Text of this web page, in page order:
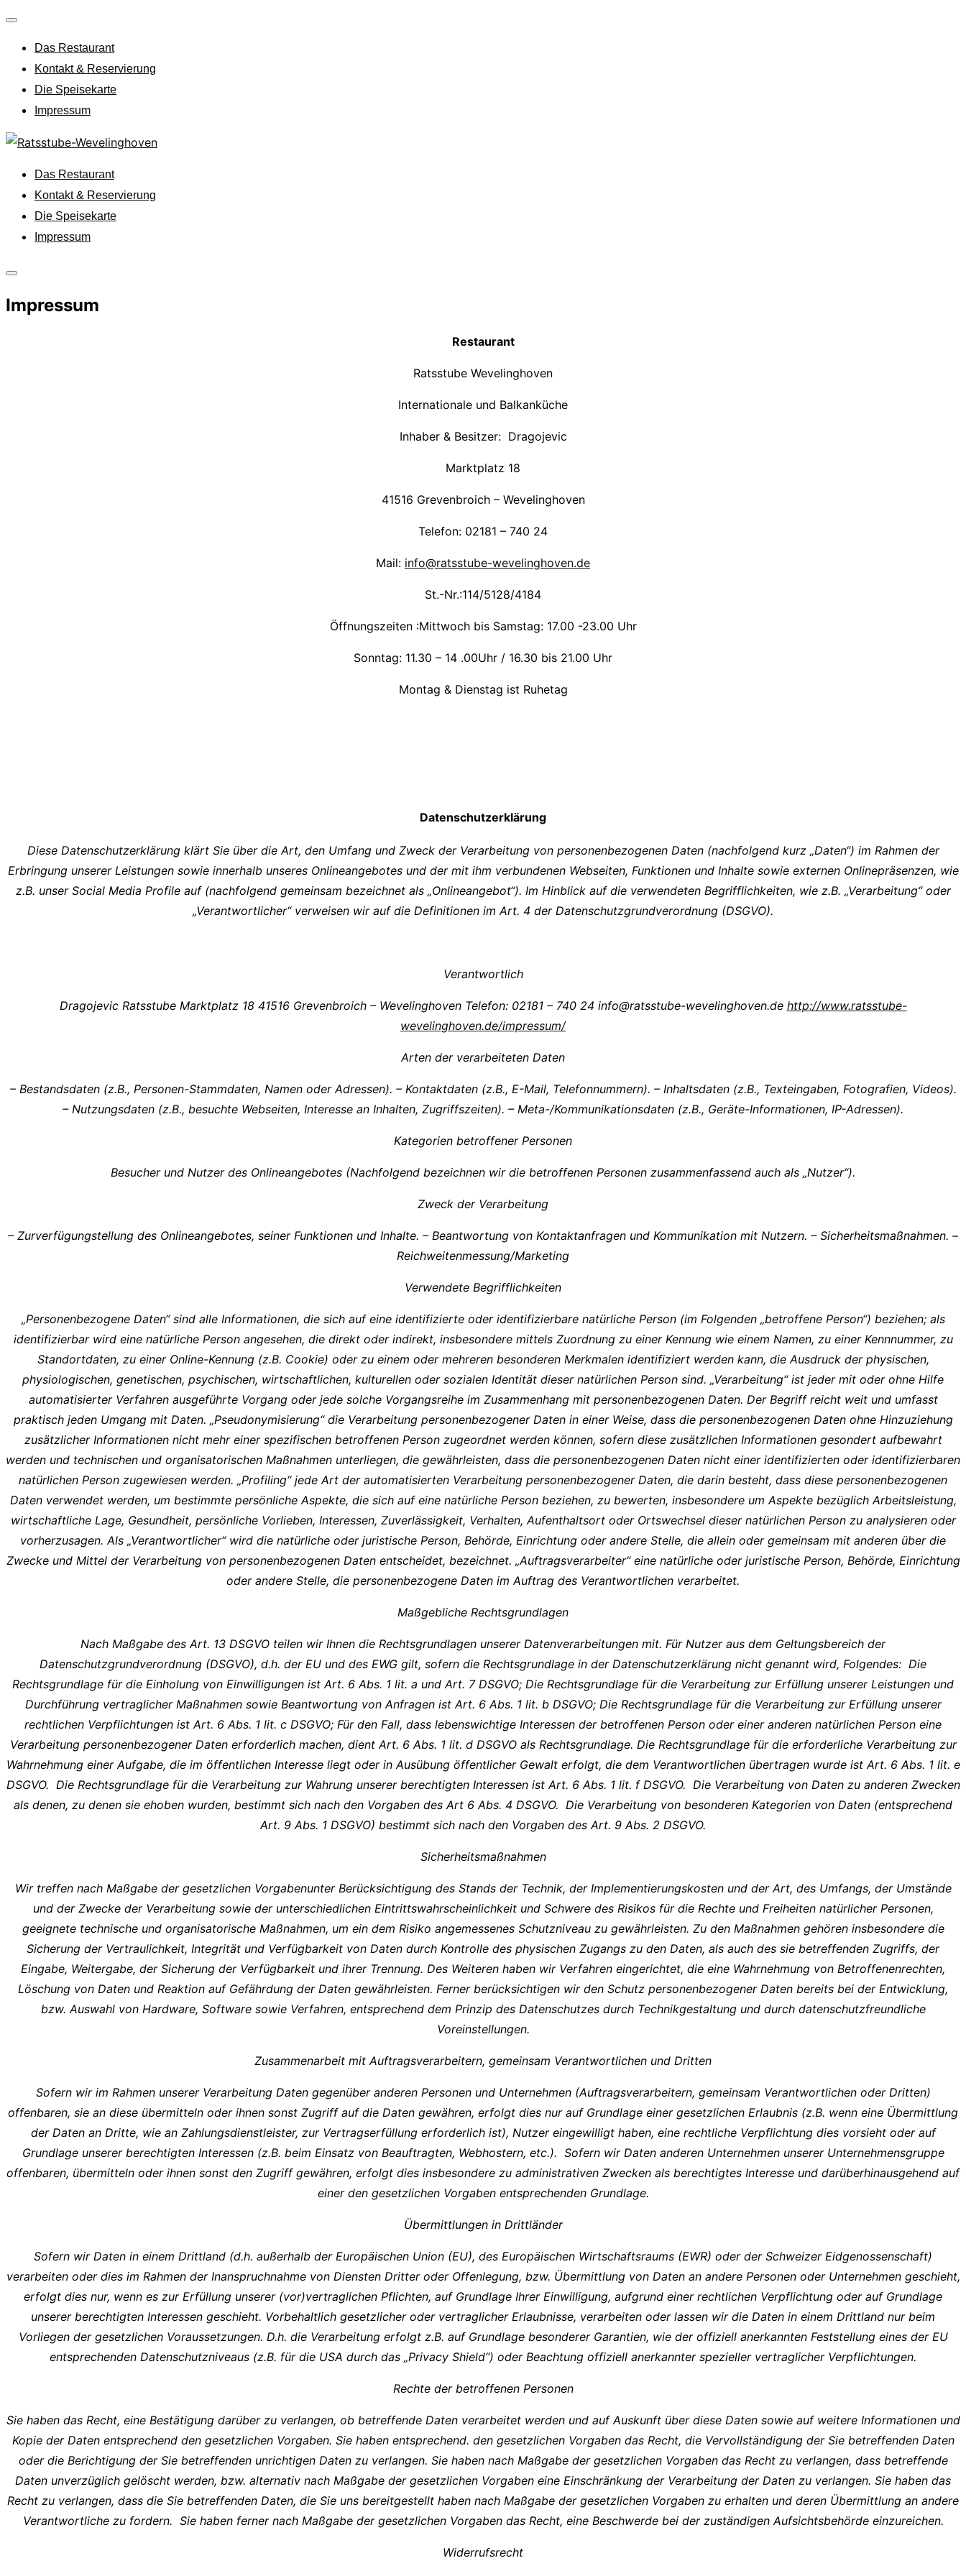
umschalten
Das Restaurant
Kontakt & Reservierung
Die Speisekarte
Impressum
Zu
springen
Das Restaurant
Kontakt & Reservierung
Die Speisekarte
Impressum
&
Impressum
Restaurant
Ratsstube Wevelinghoven
Internationale und Balkanküche
Inhaber & Besitzer: Dragojevic
Marktplatz 18
41516 Grevenbroich – Wevelinghoven
Telefon: 02181 – 740 24
Mail: info@ratsstube-wevelinghoven.de
St.-Nr.:114/5128/4184
Öffnungszeiten :Mittwoch bis Samstag: 17.00 -23.00 Uhr
Sonntag: 11.30 – 14 .00Uhr / 16.30 bis 21.00 Uhr
Montag & Dienstag ist Ruhetag
Datenschutzerklärung
Diese Datenschutzerklärung klärt Sie über die Art, den Umfang und Zweck der Verarbeitung von personenbezogenen Daten (nachfolgend kurz „Daten“) im Rahmen der
Erbringung unserer Leistungen sowie innerhalb unseres Onlineangebotes und der mit ihm verbundenen Webseiten, Funktionen und Inhalte sowie externen Onlinepräsenzen, wie
z.B. unser Social Media Profile auf (nachfolgend gemeinsam bezeichnet als „Onlineangebot“). Im Hinblick auf die verwendeten Begrifflichkeiten, wie z.B. „Verarbeitung“ oder
„Verantwortlicher“ verweisen wir auf die Definitionen im Art. 4 der Datenschutzgrundverordnung (DSGVO).
Verantwortlich
Dragojevic Ratsstube Marktplatz 18 41516 Grevenbroich – Wevelinghoven Telefon: 02181 – 740 24 info@ratsstube-wevelinghoven.de http://www.ratsstube-
wevelinghoven.de/impressum/
Arten der verarbeiteten Daten
– Bestandsdaten (z.B., Personen-Stammdaten, Namen oder Adressen). – Kontaktdaten (z.B., E-Mail, Telefonnummern). – Inhaltsdaten (z.B., Texteingaben, Fotografien, Videos).
– Nutzungsdaten (z.B., besuchte Webseiten, Interesse an Inhalten, Zugriffszeiten). – Meta-/Kommunikationsdaten (z.B., Geräte-Informationen, IP-Adressen).
Kategorien betroffener Personen
Besucher und Nutzer des Onlineangebotes (Nachfolgend bezeichnen wir die betroffenen Personen zusammenfassend auch als „Nutzer“).
Zweck der Verarbeitung
– Zurverfügungstellung des Onlineangebotes, seiner Funktionen und Inhalte. – Beantwortung von Kontaktanfragen und Kommunikation mit Nutzern. – Sicherheitsmaßnahmen. –
Reichweitenmessung/Marketing
Verwendete Begrifflichkeiten
„Personenbezogene Daten“ sind alle Informationen, die sich auf eine identifizierte oder identifizierbare natürliche Person (im Folgenden „betroffene Person“) beziehen; als
identifizierbar wird eine natürliche Person angesehen, die direkt oder indirekt, insbesondere mittels Zuordnung zu einer Kennung wie einem Namen, zu einer Kennnummer, zu
Standortdaten, zu einer Online-Kennung (z.B. Cookie) oder zu einem oder mehreren besonderen Merkmalen identifiziert werden kann, die Ausdruck der physischen,
physiologischen, genetischen, psychischen, wirtschaftlichen, kulturellen oder sozialen Identität dieser natürlichen Person sind. „Verarbeitung“ ist jeder mit oder ohne Hilfe
automatisierter Verfahren ausgeführte Vorgang oder jede solche Vorgangsreihe im Zusammenhang mit personenbezogenen Daten. Der Begriff reicht weit und umfasst
praktisch jeden Umgang mit Daten. „Pseudonymisierung“ die Verarbeitung personenbezogener Daten in einer Weise, dass die personenbezogenen Daten ohne Hinzuziehung
zusätzlicher Informationen nicht mehr einer spezifischen betroffenen Person zugeordnet werden können, sofern diese zusätzlichen Informationen gesondert aufbewahrt
werden und technischen und organisatorischen Maßnahmen unterliegen, die gewährleisten, dass die personenbezogenen Daten nicht einer identifizierten oder identifizierbaren
natürlichen Person zugewiesen werden. „Profiling“ jede Art der automatisierten Verarbeitung personenbezogener Daten, die darin besteht, dass diese personenbezogenen
Daten verwendet werden, um bestimmte persönliche Aspekte, die sich auf eine natürliche Person beziehen, zu bewerten, insbesondere um Aspekte bezüglich Arbeitsleistung,
wirtschaftliche Lage, Gesundheit, persönliche Vorlieben, Interessen, Zuverlässigkeit, Verhalten, Aufenthaltsort oder Ortswechsel dieser natürlichen Person zu analysieren oder
vorherzusagen. Als „Verantwortlicher“ wird die natürliche oder juristische Person, Behörde, Einrichtung oder andere Stelle, die allein oder gemeinsam mit anderen über die
Zwecke und Mittel der Verarbeitung von personenbezogenen Daten entscheidet, bezeichnet. „Auftragsverarbeiter“ eine natürliche oder juristische Person, Behörde, Einrichtung
oder andere Stelle, die personenbezogene Daten im Auftrag des Verantwortlichen verarbeitet.
Maßgebliche Rechtsgrundlagen
Nach Maßgabe des Art. 13 DSGVO teilen wir Ihnen die Rechtsgrundlagen unserer Datenverarbeitungen mit. Für Nutzer aus dem Geltungsbereich der
Datenschutzgrundverordnung (DSGVO), d.h. der EU und des EWG gilt, sofern die Rechtsgrundlage in der Datenschutzerklärung nicht genannt wird, Folgendes: Die
Rechtsgrundlage für die Einholung von Einwilligungen ist Art. 6 Abs. 1 lit. a und Art. 7 DSGVO; Die Rechtsgrundlage für die Verarbeitung zur Erfüllung unserer Leistungen und
Durchführung vertraglicher Maßnahmen sowie Beantwortung von Anfragen ist Art. 6 Abs. 1 lit. b DSGVO; Die Rechtsgrundlage für die Verarbeitung zur Erfüllung unserer
rechtlichen Verpflichtungen ist Art. 6 Abs. 1 lit. c DSGVO; Für den Fall, dass lebenswichtige Interessen der betroffenen Person oder einer anderen natürlichen Person eine
Verarbeitung personenbezogener Daten erforderlich machen, dient Art. 6 Abs. 1 lit. d DSGVO als Rechtsgrundlage. Die Rechtsgrundlage für die erforderliche Verarbeitung zur
Wahrnehmung einer Aufgabe, die im öffentlichen Interesse liegt oder in Ausübung öffentlicher Gewalt erfolgt, die dem Verantwortlichen übertragen wurde ist Art. 6 Abs. 1 lit. e
DSGVO. Die Rechtsgrundlage für die Verarbeitung zur Wahrung unserer berechtigten Interessen ist Art. 6 Abs. 1 lit. f DSGVO. Die Verarbeitung von Daten zu anderen Zwecken
als denen, zu denen sie ehoben wurden, bestimmt sich nach den Vorgaben des Art 6 Abs. 4 DSGVO. Die Verarbeitung von besonderen Kategorien von Daten (entsprechend
Art. 9 Abs. 1 DSGVO) bestimmt sich nach den Vorgaben des Art. 9 Abs. 2 DSGVO.
Sicherheitsmaßnahmen
Wir treffen nach Maßgabe der gesetzlichen Vorgabenunter Berücksichtigung des Stands der Technik, der Implementierungskosten und der Art, des Umfangs, der Umstände
und der Zwecke der Verarbeitung sowie der unterschiedlichen Eintrittswahrscheinlichkeit und Schwere des Risikos für die Rechte und Freiheiten natürlicher Personen,
geeignete technische und organisatorische Maßnahmen, um ein dem Risiko angemessenes Schutzniveau zu gewährleisten. Zu den Maßnahmen gehören insbesondere die
Sicherung der Vertraulichkeit, Integrität und Verfügbarkeit von Daten durch Kontrolle des physischen Zugangs zu den Daten, als auch des sie betreffenden Zugriffs, der
Eingabe, Weitergabe, der Sicherung der Verfügbarkeit und ihrer Trennung. Des Weiteren haben wir Verfahren eingerichtet, die eine Wahrnehmung von Betroffenenrechten,
Löschung von Daten und Reaktion auf Gefährdung der Daten gewährleisten. Ferner berücksichtigen wir den Schutz personenbezogener Daten bereits bei der Entwicklung,
bzw. Auswahl von Hardware, Software sowie Verfahren, entsprechend dem Prinzip des Datenschutzes durch Technikgestaltung und durch datenschutzfreundliche
Voreinstellungen.
Zusammenarbeit mit Auftragsverarbeitern, gemeinsam Verantwortlichen und Dritten
Sofern wir im Rahmen unserer Verarbeitung Daten gegenüber anderen Personen und Unternehmen (Auftragsverarbeitern, gemeinsam Verantwortlichen oder Dritten)
offenbaren, sie an diese übermitteln oder ihnen sonst Zugriff auf die Daten gewähren, erfolgt dies nur auf Grundlage einer gesetzlichen Erlaubnis (z.B. wenn eine Übermittlung
der Daten an Dritte, wie an Zahlungsdienstleister, zur Vertragserfüllung erforderlich ist), Nutzer eingewilligt haben, eine rechtliche Verpflichtung dies vorsieht oder auf
Grundlage unserer berechtigten Interessen (z.B. beim Einsatz von Beauftragten, Webhostern, etc.). Sofern wir Daten anderen Unternehmen unserer Unternehmensgruppe
offenbaren, übermitteln oder ihnen sonst den Zugriff gewähren, erfolgt dies insbesondere zu administrativen Zwecken als berechtigtes Interesse und darüberhinausgehend auf
einer den gesetzlichen Vorgaben entsprechenden Grundlage.
Übermittlungen in Drittländer
Sofern wir Daten in einem Drittland (d.h. außerhalb der Europäischen Union (EU), des Europäischen Wirtschaftsraums (EWR) oder der Schweizer Eidgenossenschaft)
verarbeiten oder dies im Rahmen der Inanspruchnahme von Diensten Dritter oder Offenlegung, bzw. Übermittlung von Daten an andere Personen oder Unternehmen geschieht,
erfolgt dies nur, wenn es zur Erfüllung unserer (vor)vertraglichen Pflichten, auf Grundlage Ihrer Einwilligung, aufgrund einer rechtlichen Verpflichtung oder auf Grundlage
unserer berechtigten Interessen geschieht. Vorbehaltlich gesetzlicher oder vertraglicher Erlaubnisse, verarbeiten oder lassen wir die Daten in einem Drittland nur beim
Vorliegen der gesetzlichen Voraussetzungen. D.h. die Verarbeitung erfolgt z.B. auf Grundlage besonderer Garantien, wie der offiziell anerkannten Feststellung eines der EU
entsprechenden Datenschutzniveaus (z.B. für die USA durch das „Privacy Shield“) oder Beachtung offiziell anerkannter spezieller vertraglicher Verpflichtungen.
Rechte der betroffenen Personen
Sie haben das Recht, eine Bestätigung darüber zu verlangen, ob betreffende Daten verarbeitet werden und auf Auskunft über diese Daten sowie auf weitere Informationen und
Kopie der Daten entsprechend den gesetzlichen Vorgaben. Sie haben entsprechend. den gesetzlichen Vorgaben das Recht, die Vervollständigung der Sie betreffenden Daten
oder die Berichtigung der Sie betreffenden unrichtigen Daten zu verlangen. Sie haben nach Maßgabe der gesetzlichen Vorgaben das Recht zu verlangen, dass betreffende
Daten unverzüglich gelöscht werden, bzw. alternativ nach Maßgabe der gesetzlichen Vorgaben eine Einschränkung der Verarbeitung der Daten zu verlangen. Sie haben das
Recht zu verlangen, dass die Sie betreffenden Daten, die Sie uns bereitgestellt haben nach Maßgabe der gesetzlichen Vorgaben zu erhalten und deren Übermittlung an andere
Verantwortliche zu fordern. Sie haben ferner nach Maßgabe der gesetzlichen Vorgaben das Recht, eine Beschwerde bei der zuständigen Aufsichtsbehörde einzureichen.
Widerrufsrecht